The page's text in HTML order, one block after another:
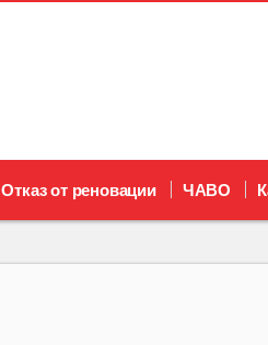
Отказ от реновации ЧАВО